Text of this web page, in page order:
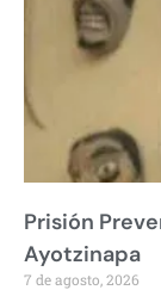
Prisión
Ayotzinapa
7 de agosto, 2026